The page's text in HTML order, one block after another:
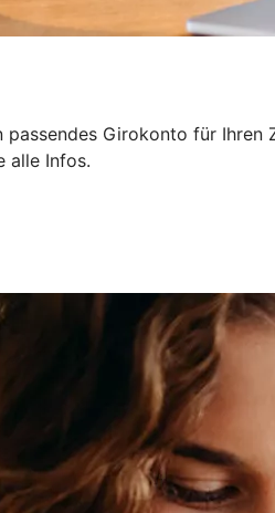
Girokonto für
alle Infos.